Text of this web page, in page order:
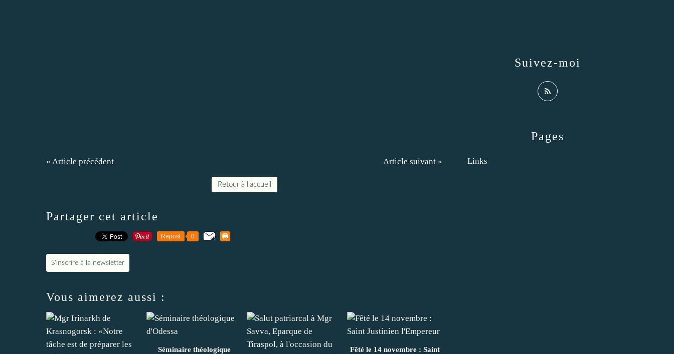
« Article précédent Article suivant »
Retour à l'accueil
Partager cet article
Repost 0
S'inscrire à la newsletter
Vous aimerez aussi :
Séminaire théologique
Fêté le 14 novembre : Saint
Pages
Links
Suivez-moi